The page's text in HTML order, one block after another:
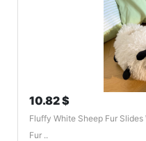
10.82 $
Fluffy White Sheep Fur
Fur ..